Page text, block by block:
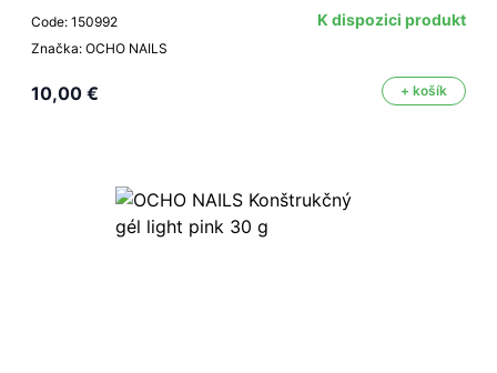
Code: 150992
Značka: OCHO NAILS
K dispozici produkt
10,00 € + košík